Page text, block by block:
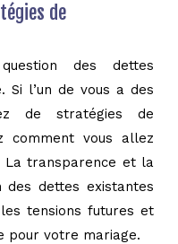
de
des dettes
Si l’un de vous a des
de stratégies de
comment vous allez
transparence et la
dettes existantes
tensions futures et
pour votre mariage.